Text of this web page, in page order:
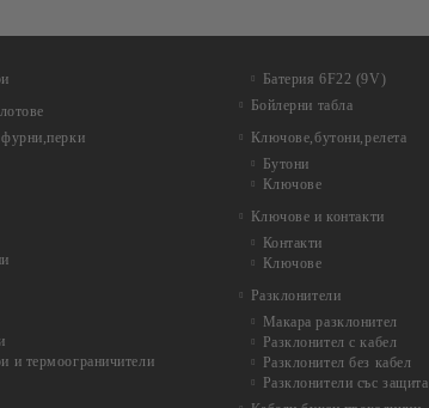
фурни,перки
и термоограничители
Батерия 6F22 (9V)
Бойлерни табла
Ключове,бутони,релета
Бутони
Ключове
Ключове и контакти
Контакти
Ключове
Разклонители
Макара разклонител
Разклонител с кабел
Разклонител без кабел
Разклонители със защита